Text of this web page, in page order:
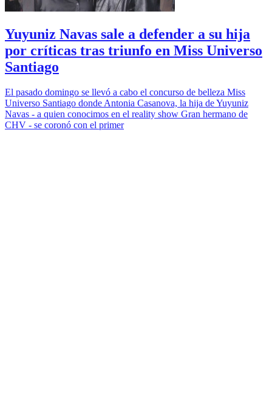
Yuyuniz Navas sale a defender a su hija
por críticas tras triunfo en Miss Universo
Santiago
El pasado domingo se llevó a cabo el concurso de belleza Miss
Universo Santiago donde Antonia Casanova, la hija de Yuyuniz
Navas - a quien conocimos en el reality show Gran hermano de
CHV - se coronó con el primer